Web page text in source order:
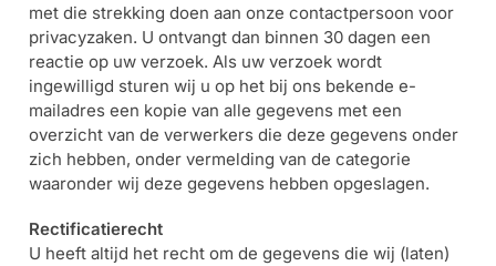
met die strekking doen aan onze contactpersoon voor
privacyzaken. U ontvangt dan binnen 30 dagen een
reactie op uw verzoek. Als uw verzoek wordt
ingewilligd sturen wij u op het bij ons bekende e-
mailadres een kopie van alle gegevens met een
overzicht van de verwerkers die deze gegevens onder
zich hebben, onder vermelding van de categorie
waaronder wij deze gegevens hebben opgeslagen.
Rectificatierecht
U heeft altijd het recht om de gegevens die wij (laten)